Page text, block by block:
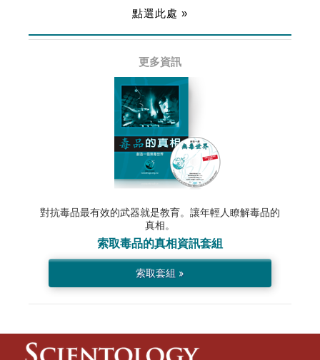
點選此處 »
更多資訊
對抗毒品最有效的武器就是教育。讓年輕人瞭解毒品的
真相。
索取毒品的真相資訊套組
索取套組 »